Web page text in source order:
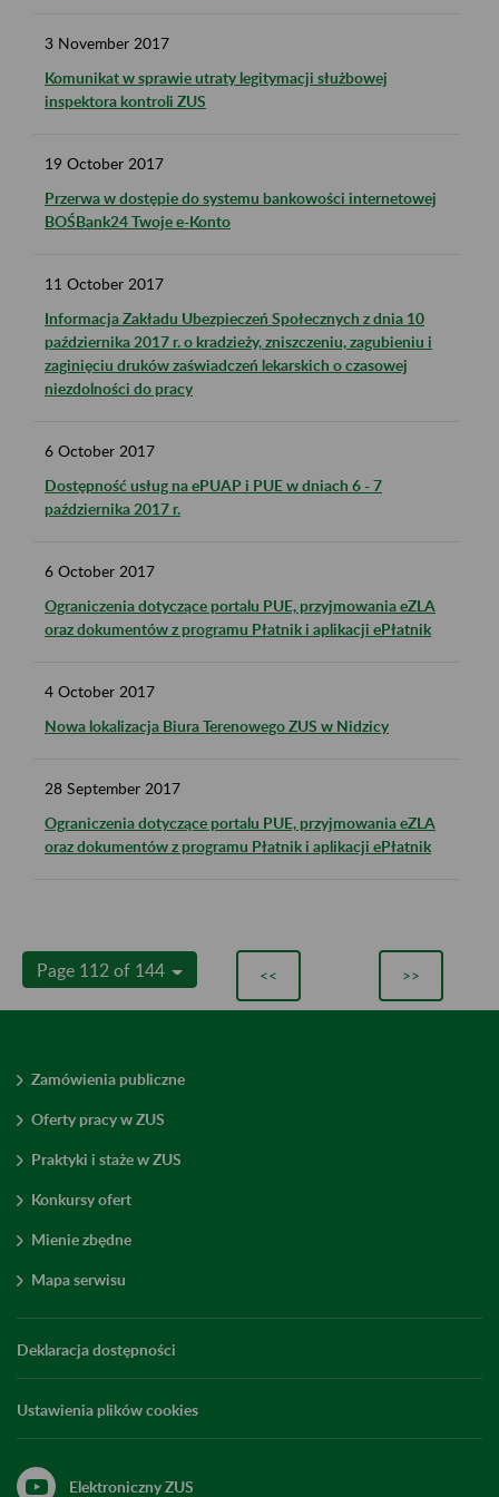
3 November 2017
Komunikat w sprawie utraty legitymacji służbowej
inspektora kontroli ZUS
19 October 2017
Przerwa w dostępie do systemu bankowości internetowej
BOŚBank24 Twoje e-Konto
11 October 2017
Informacja Zakładu Ubezpieczeń Społecznych z dnia 10
października 2017 r. o kradzieży, zniszczeniu, zagubieniu i
zaginięciu druków zaświadczeń lekarskich o czasowej
niezdolności do pracy
6 October 2017
Dostępność usług na ePUAP i PUE w dniach 6 - 7
października 2017 r.
6 October 2017
Ograniczenia dotyczące portalu PUE, przyjmowania eZLA
oraz dokumentów z programu Płatnik i aplikacji ePłatnik
4 October 2017
Nowa lokalizacja Biura Terenowego ZUS w Nidzicy
28 September 2017
Ograniczenia dotyczące portalu PUE, przyjmowania eZLA
oraz dokumentów z programu Płatnik i aplikacji ePłatnik
Page 112 of 144 << >>
Zamówienia publiczne
Oferty pracy w ZUS
Praktyki i staże w ZUS
Konkursy ofert
Mienie zbędne
Mapa serwisu
Deklaracja dostępności
Ustawienia plików cookies
Elektroniczny ZUS